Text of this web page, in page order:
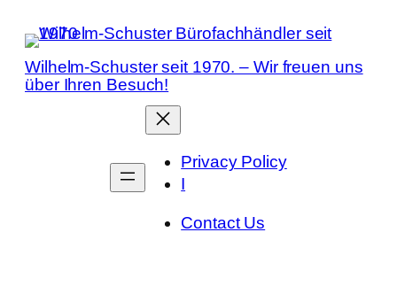
Inhalt
springen
Wilhelm-Schuster seit 1970. – Wir freuen uns
über Ihren Besuch!
Privacy Policy
I
Contact Us